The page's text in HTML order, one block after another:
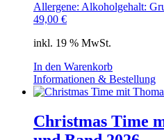
Allergene: Alkoholgehalt:
49,00 €
inkl. 19 % MwSt.
In den Warenkorb
Informationen & Bestellung
Christmas Time